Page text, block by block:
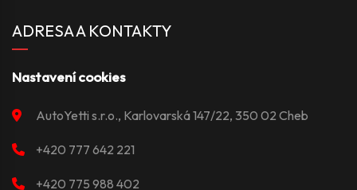
ADRESA A KONTAKTY
Nastavení cookies
AutoYetti s.r.o., Karlovarská 147/22, 350 02 Cheb
+420 777 642 221
+420 775 988 402